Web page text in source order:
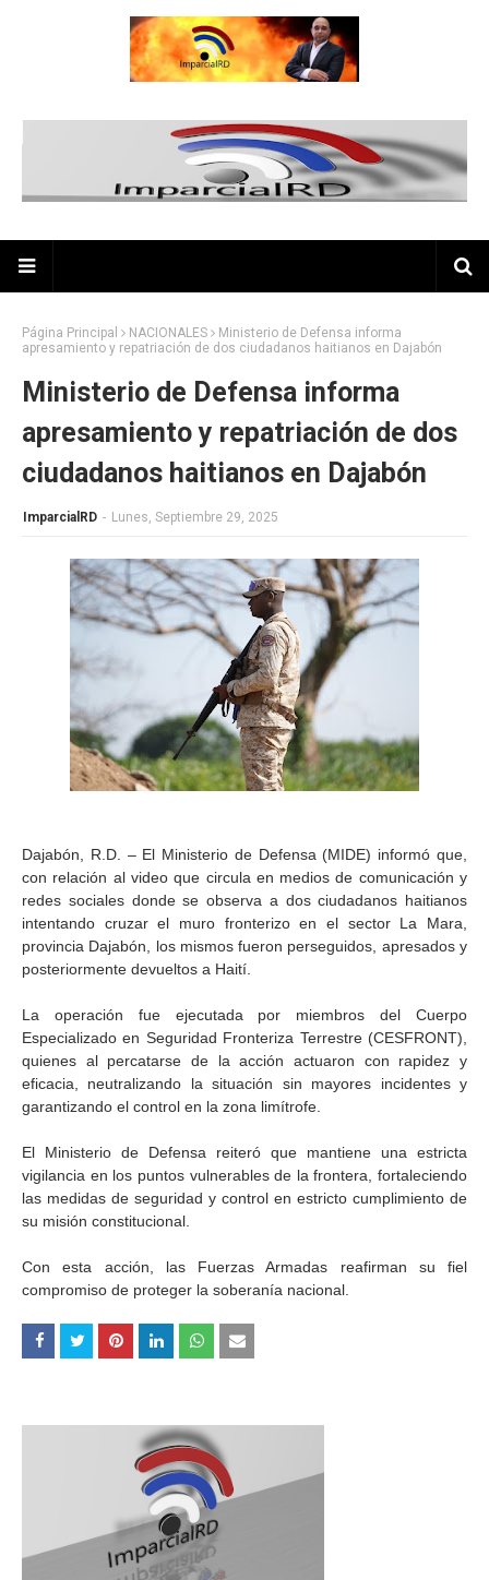
Página Principal NACIONALES
Ministerio de Defensa informa
apresamiento y repatriación de dos ciudadanos haitianos en Dajabón
Ministerio de Defensa informa
apresamiento y repatriación de dos
ciudadanos haitianos en Dajabón
ImparcialRD - Lunes, Septiembre 29, 2025
Dajabón, R.D. – El Ministerio de Defensa (MIDE) informó que,
con relación al video que circula en medios de comunicación y
redes sociales donde se observa a dos ciudadanos haitianos
intentando cruzar el muro fronterizo en el sector La Mara,
provincia Dajabón, los mismos fueron perseguidos, apresados y
posteriormente devueltos a Haití.
La operación fue ejecutada por miembros del Cuerpo
Especializado en Seguridad Fronteriza Terrestre (CESFRONT),
quienes al percatarse de la acción actuaron con rapidez y
eficacia, neutralizando la situación sin mayores incidentes y
garantizando el control en la zona limítrofe.
El Ministerio de Defensa reiteró que mantiene una estricta
vigilancia en los puntos vulnerables de la frontera, fortaleciendo
las medidas de seguridad y control en estricto cumplimiento de
su misión constitucional.
Con esta acción, las Fuerzas Armadas reafirman su fiel
compromiso de proteger la soberanía nacional.